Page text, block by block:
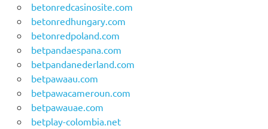
betonredcasinosite.com
betonredhungary.com
betonredpoland.com
betpandaespana.com
betpandanederland.com
betpawaau.com
betpawacameroun.com
betpawauae.com
betplay-colombia.net